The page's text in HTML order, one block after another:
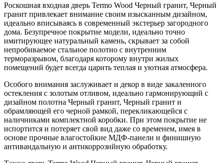
Роскошная входная дверь Termo Wood Черный гранит, Черный
гранит привлекает внимание своим изысканным дизайном,
идеально вписываясь в современный экстерьер загородного
дома. Безупречное покрытие модели, идеально точно
имитирующее натуральный камень, скрывает за собой
непробиваемое стальное полотно с внутренним
терморазрывом, благодаря которому внутри жилых
помещений будет всегда царить теплая и уютная атмосфера.
Особого внимания заслуживает и декор в виде закаленного
остекления с золотым отливом, идеально гармонирующий с
дизайном полотна Черный гранит, Черный гранит и
обрамляющей его черной рамкой, перекликающейся с
наличниками комплектной коробки. При этом покрытие не
испортится и потеряет свой вид даже со временем, имея в
основе прочные влагостойкие МДФ-панели и финишную
антивандальную и антикоррозийную обработку.